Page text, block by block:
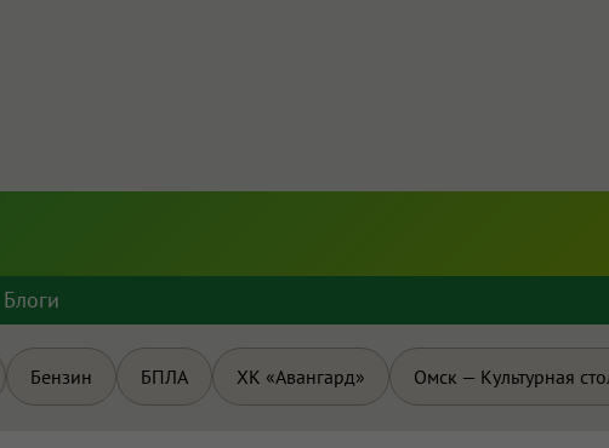
Блоги
Бензин БПЛА ХК «Авангард» Омск — Культурная